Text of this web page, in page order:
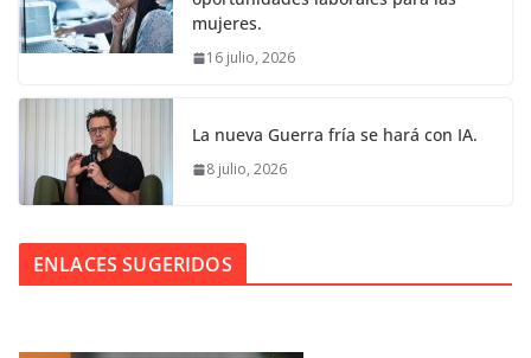
mujeres.
16 julio, 2026
La nueva Guerra fría se hará con IA.
8 julio, 2026
ENLACES SUGERIDOS